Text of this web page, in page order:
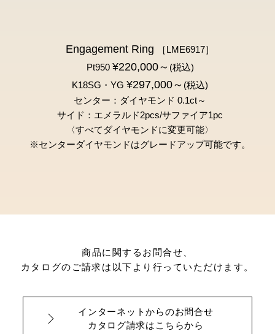
Engagement Ring
［LME6917］
Pt950 ¥220,000～ (税込)
K18SG・YG¥297,000～ (税込)
センター：ダイヤモンド 0.1ct～
サイド：エメラルド2pcs/サファイア1pc
〈すべてダイヤモンドに変更可能〉
※センターダイヤモンドはグレードアップ可能です。
商品に関するお問合せ、
カタログのご請求は以下より行っていただけます。
インターネットからのお問合せ
カタログ請求はこちらから